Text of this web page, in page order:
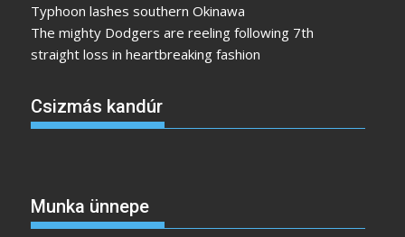
Typhoon lashes southern Okinawa
The mighty Dodgers are reeling following 7th
straight loss in heartbreaking fashion
Csizmás kandúr
Munka ünnepe